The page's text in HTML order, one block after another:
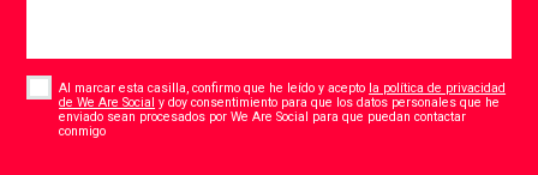
Al marcar esta casilla, confirmo que he leído y acepto la política de privacidad
de We Are Social y doy consentimiento para que los datos personales que he
enviado sean procesados por We Are Social para que puedan contactar
conmigo*